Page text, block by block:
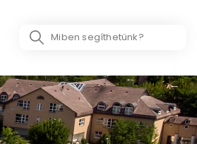
Search